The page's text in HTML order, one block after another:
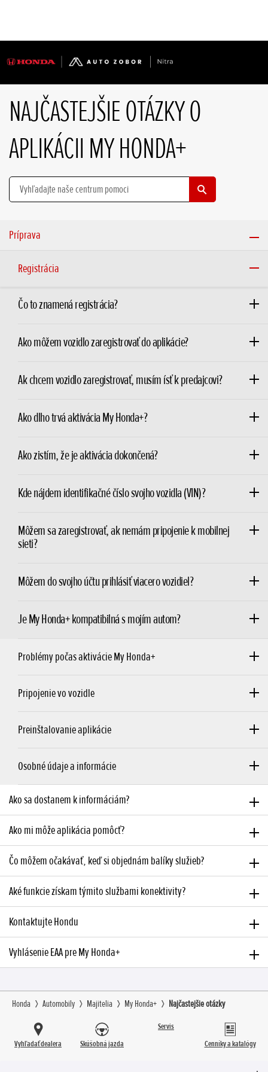
NAJČASTEJŠIE OTÁZKY O
APLIKÁCII MY HONDA+
Príprava
Registrácia
Čo to znamená registrácia?
Ako môžem vozidlo zaregistrovať do aplikácie?
Ak chcem vozidlo zaregistrovať, musím ísť k predajcovi?
Ako dlho trvá aktivácia My Honda+?
Ako zistím, že je aktivácia dokončená?
Kde nájdem identifikačné číslo svojho vozidla (VIN)?
Môžem sa zaregistrovať, ak nemám pripojenie k mobilnej
sieti?
Môžem do svojho účtu prihlásiť viacero vozidiel?
Je My Honda+ kompatibilná s mojím autom?
Problémy počas aktivácie My Honda+
Pripojenie vo vozidle
Preinštalovanie aplikácie
Osobné údaje a informácie
Ako sa dostanem k informáciám?
Ako mi môže aplikácia pomôcť?
Čo môžem očakávať, keď si objednám balíky služieb?
Aké funkcie získam týmito službami konektivity?
Kontaktujte Hondu
Vyhlásenie EAA pre My Honda+
Honda Automobily Majitelia My Honda+ Najčastejšie otázky
Vyhľadať dealera Skúšobná jazda
Servis
Cenníky a katalógy